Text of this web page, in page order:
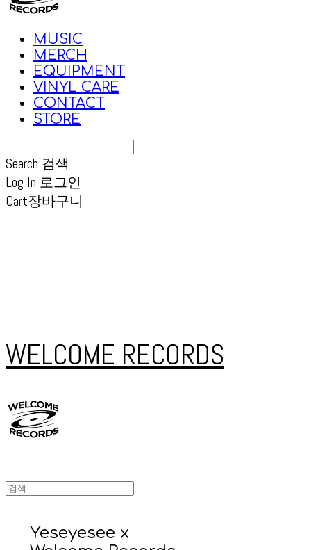
MUSIC
MERCH
EQUIPMENT
VINYL CARE
CONTACT
STORE
Search 검색
Log In 로그인
Cart장바구니
WELCOME RECORDS
Yeseyesee x